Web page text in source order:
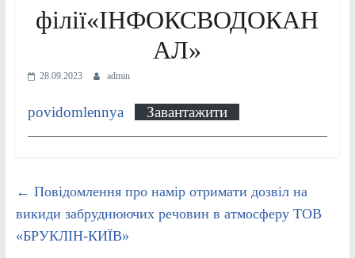
філії«ІНФОКСВОДОКАН
АЛ»
28.09.2023 admin
povidomlennya Завантажити
← Повідомлення про намір отримати дозвіл на
викиди забруднюючих речовин в атмосферу ТОВ
«БРУКЛІН-КИЇВ»